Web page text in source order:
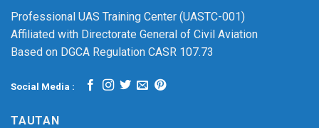
Professional UAS Training Center (UASTC-001)
Affiliated with Directorate General of Civil Aviation
Based on DGCA Regulation CASR 107.73
Social Media :
TAUTAN